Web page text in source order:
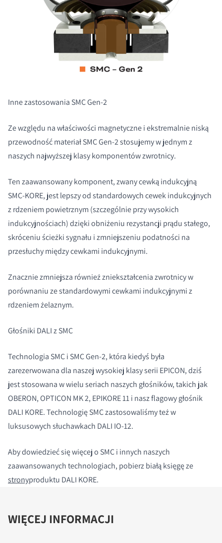
Inne zastosowania SMC Gen-2
Ze względu na właściwości magnetyczne i ekstremalnie niską
przewodność materiał SMC Gen-2 stosujemy w jednym z
naszych najwyższej klasy komponentów zwrotnicy.
Ten zaawansowany komponent, zwany cewką indukcyjną
SMC-KORE, jest lepszy od standardowych cewek indukcyjnych
z rdzeniem powietrznym (szczególnie przy wysokich
indukcyjnościach) dzięki obniżeniu rezystancji prądu stałego,
skróceniu ścieżki sygnału i zmniejszeniu podatności na
przesłuchy między cewkami indukcyjnymi.
Znacznie zmniejsza również zniekształcenia zwrotnicy w
porównaniu ze standardowymi cewkami indukcyjnymi z
rdzeniem żelaznym.
Głośniki DALI z SMC
Technologia SMC i SMC Gen-2, która kiedyś była
zarezerwowana dla naszej wysokiej klasy serii EPICON, dziś
jest stosowana w wielu seriach naszych głośników, takich jak
OBERON, OPTICON MK 2, EPIKORE 11 i nasz flagowy głośnik
DALI KORE. Technologię SMC zastosowaliśmy też w
luksusowych słuchawkach DALI IO-12.
Aby dowiedzieć się więcej o SMC i innych naszych
zaawansowanych technologiach, pobierz białą księgę ze
stronyproduktu DALI KORE.
WIĘCEJ INFORMACJI